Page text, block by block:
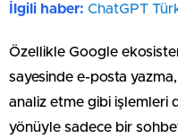
İlgili haber: ChatGPT
Özellikle Google
sayesinde e-posta
analiz etme gibi işlemleri
yönüyle sadece bir